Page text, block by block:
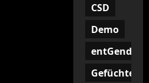
CSD
Demo
entGendern
Gefüchtete